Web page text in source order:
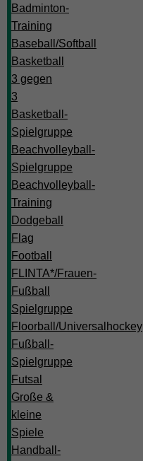
Badminton-
Training
Baseball/Softball
Basketball
3 gegen
3
Basketball-
Spielgruppe
Beachvolleyball-
Spielgruppe
Beachvolleyball-
Training
Dodgeball
Flag
Football
FLINTA*/Frauen-
Fußball
Spielgruppe
Floorball/Universalhockey
Fußball-
Spielgruppe
Futsal
Große &
kleine
Spiele
Handball-